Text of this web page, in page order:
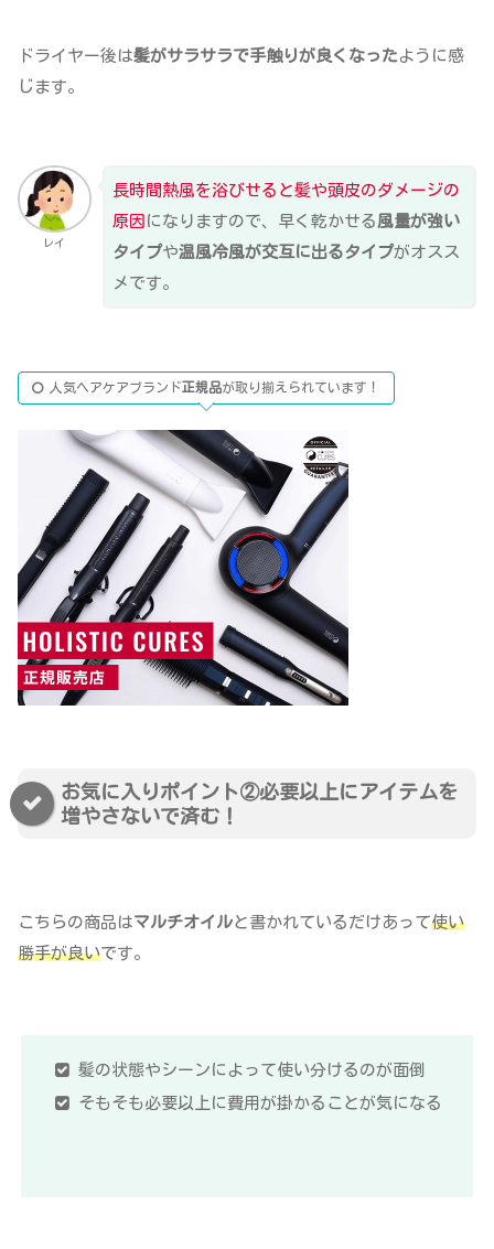
ドライヤー後は髪がサラサラで手触りが良くなった ように感
じます。
レイ
長時間熱風を浴びせると髪や頭皮のダメージの
原因 になりますので、早く乾かせる 風量が強い
タイプや温風冷風が交互に出るタイプがオスス
メです。
人気ヘアケアブランド正規品が取り揃えられています！
お気に入りポイント②必要以上にアイテムを
増やさないで済む！
こちらの商品はマルチオイルと書かれているだけあって使い
勝手が良いです。
髪の状態やシーンによって使い分けるのが面倒
そもそも必要以上に費用が掛かることが気になる